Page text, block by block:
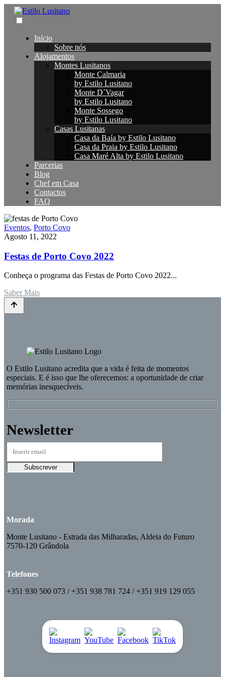
Início
Sobre nós
Alojamentos
Montes Lusitanos
Monte Calmaria
by Estilo Lusitano
Monte D´Vagar
by Estilo Lusitano
Monte Sossego
by Estilo Lusitano
Casas Lusitanas
Casa da Baía by Estilo Lusitano
Casa da Praia by Estilo Lusitano
Casa Maré Alta by Estilo Lusitano
Parcerias
Blog
Chef em Casa
Contactos
FAQ
Eventos, Porto Covo
Agosto 11, 2022
Festas de Porto Covo 2022
Conheça o programa das Festas de Porto Covo 2022...
Saber Mais
O Estilo Lusitano acredita que a vida é feita de momentos
especiais. E é isso que lhe oferecemos: a oportunidade de criar
memórias inesquecíveis.
Newsletter
Morada
Monte Lusitano - Estrada das Milharadas, Aldeia do Futuro
7570-120 Grândola
Telefones
+351 930 500 073 / +351 938 781 724 / +351 919 129 055